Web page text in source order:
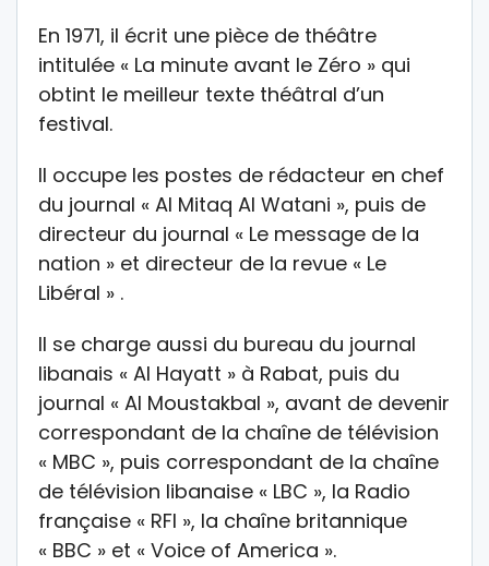
En 1971, il écrit une pièce de théâtre
intitulée « La minute avant le Zéro » qui
obtint le meilleur texte théâtral d’un
festival.
Il occupe les postes de rédacteur en chef
du journal « Al Mitaq Al Watani », puis de
directeur du journal « Le message de la
nation » et directeur de la revue « Le
Libéral » .
Il se charge aussi du bureau du journal
libanais « Al Hayatt » à Rabat, puis du
journal « Al Moustakbal », avant de devenir
correspondant de la chaîne de télévision
« MBC », puis correspondant de la chaîne
de télévision libanaise « LBC », la Radio
française « RFI », la chaîne britannique
« BBC » et « Voice of America ».